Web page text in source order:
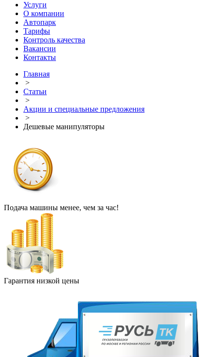
Услуги
О компании
Автопарк
Тарифы
Контроль качества
Вакансии
Контакты
Главная
>
Статьи
>
Акции и специальные предложения
>
Дешевые манипуляторы
Подача машины менее, чем за час!
Гарантия низкой цены